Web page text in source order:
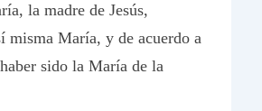
la madre de Jesús,
misma María, y de acuerdo a
sido la María de la